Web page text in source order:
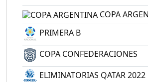
COPA
PRIMERA B
COPA CONFEDERACIONES
ELIMINATORIAS QATAR 2022